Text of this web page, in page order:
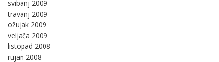
svibanj 2009
travanj 2009
ožujak 2009
veljača 2009
listopad 2008
rujan 2008